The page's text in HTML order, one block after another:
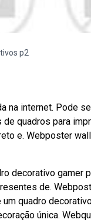
p2
na internet. Pode
quadros para
e. Webposter
decorativo gamer
de.
quadro
única.